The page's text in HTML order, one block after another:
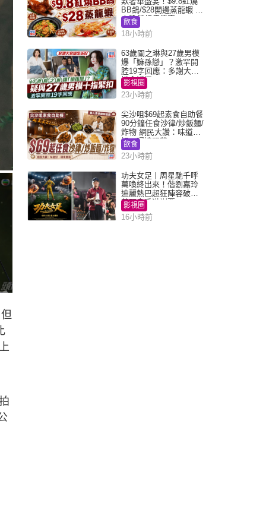
BB鴿/$28開邊蒸龍蝦 3
大晚餐超值優惠
飲食
18小時前
63歲關之琳與27歲男模
爆「嫲孫戀」？激罕開
腔19字回應：多謝大家
掛念近況
影視圈
23小時前
尖沙咀$69起素食自助餐
90分鐘任食沙律/炒飯麵/
炸物 網民大讚：味道
好，環境闊落
飲食
23小時前
功夫女足丨周星馳千呼
萬喚終出來！偕劉嘉玲
迪麗熱巴超狂陣容破天
荒現身香港謝票
影視圈
16小時前